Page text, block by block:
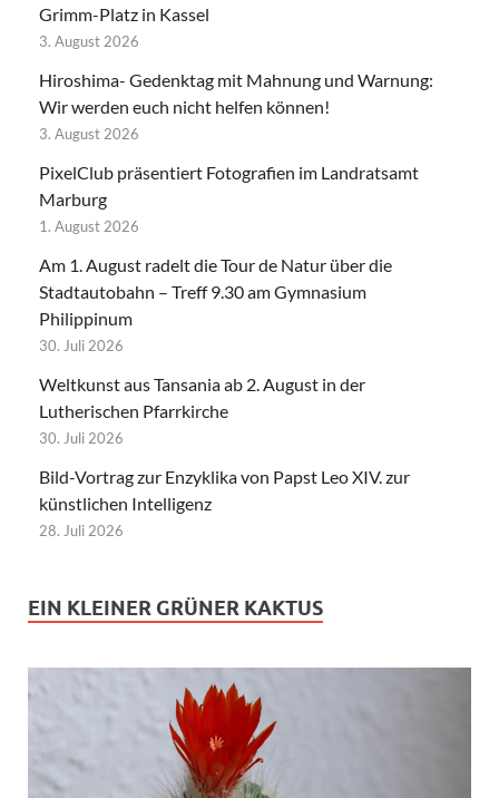
Grimm-Platz in Kassel
3. August 2026
Hiroshima- Gedenktag mit Mahnung und Warnung:
Wir werden euch nicht helfen können!
3. August 2026
PixelClub präsentiert Fotografien im Landratsamt
Marburg
1. August 2026
Am 1. August radelt die Tour de Natur über die
Stadtautobahn – Treff 9.30 am Gymnasium
Philippinum
30. Juli 2026
Weltkunst aus Tansania ab 2. August in der
Lutherischen Pfarrkirche
30. Juli 2026
Bild-Vortrag zur Enzyklika von Papst Leo XIV. zur
künstlichen Intelligenz
28. Juli 2026
EIN KLEINER GRÜNER KAKTUS